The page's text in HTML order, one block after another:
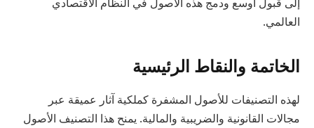
العالمي.
الخاتمة والنقاط الرئيسية
لهذه التصنيفات للأصول المشفرة كملكية آثار عميقة عبر
مجالات القانونية والضريبية والمالية. يمنح هذا التصنيف الأصول